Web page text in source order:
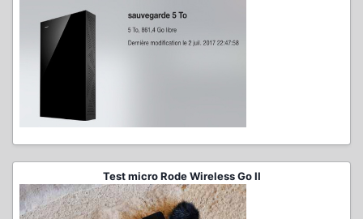
Test micro Rode Wireless Go II